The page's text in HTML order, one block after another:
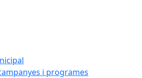
i programes